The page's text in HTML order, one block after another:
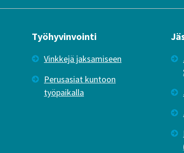
Työhyvinvointi
Vinkkejä jaksamiseen
Perusasiat kuntoon
työpaikalla